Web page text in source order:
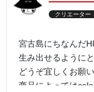
クリエーター
宮古島にちなんだ
生み出せるように
どうぞ宜しくお願
商品によっては